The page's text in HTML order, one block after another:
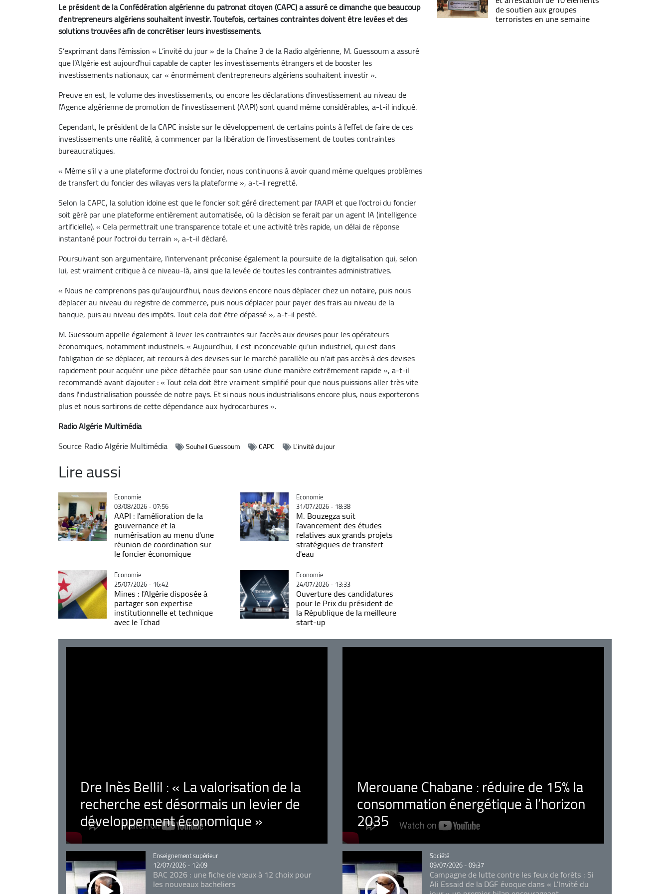
Le président de la Confédération algérienne du patronat citoyen (CAPC) a assuré ce dimanche que beaucoup
d'entrepreneurs algériens souhaitent investir. Toutefois, certaines contraintes doivent être levées et des
solutions trouvées afin de concrétiser leurs investissements.
S’exprimant dans l’émission « L’invité du jour » de la Chaîne 3 de la Radio algérienne, M. Guessoum a assuré
que l’Algérie est aujourd’hui capable de capter les investissements étrangers et de booster les
investissements nationaux, car « énormément d'entrepreneurs algériens souhaitent investir ».
Preuve en est, le volume des investissements, ou encore les déclarations d'investissement au niveau de
l'Agence algérienne de promotion de l'investissement (AAPI) sont quand même considérables, a-t-il indiqué.
Cependant, le président de la CAPC insiste sur le développement de certains points à l’effet de faire de ces
investissements une réalité, à commencer par la libération de l'investissement de toutes contraintes
bureaucratiques.
« Même s'il y a une plateforme d'octroi du foncier, nous continuons à avoir quand même quelques problèmes
de transfert du foncier des wilayas vers la plateforme », a-t-il regretté.
Selon la CAPC, la solution idoine est que le foncier soit géré directement par l'AAPI et que l'octroi du foncier
soit géré par une plateforme entièrement automatisée, où la décision se ferait par un agent IA (intelligence
artificielle). « Cela permettrait une transparence totale et une activité très rapide, un délai de réponse
instantané pour l'octroi du terrain », a-t-il déclaré.
Poursuivant son argumentaire, l’intervenant préconise également la poursuite de la digitalisation qui, selon
lui, est vraiment critique à ce niveau-là, ainsi que la levée de toutes les contraintes administratives.
« Nous ne comprenons pas qu'aujourd'hui, nous devions encore nous déplacer chez un notaire, puis nous
déplacer au niveau du registre de commerce, puis nous déplacer pour payer des frais au niveau de la
banque, puis au niveau des impôts. Tout cela doit être dépassé », a-t-il pesté.
M. Guessoum appelle également à lever les contraintes sur l'accès aux devises pour les opérateurs
économiques, notamment industriels. « Aujourd’hui, il est inconcevable qu'un industriel, qui est dans
l'obligation de se déplacer, ait recours à des devises sur le marché parallèle ou n'ait pas accès à des devises
rapidement pour acquérir une pièce détachée pour son usine d'une manière extrêmement rapide », a-t-il
recommandé avant d’ajouter : « Tout cela doit être vraiment simplifié pour que nous puissions aller très vite
dans l'industrialisation poussée de notre pays. Et si nous nous industrialisons encore plus, nous exporterons
plus et nous sortirons de cette dépendance aux hydrocarbures ».
Radio Algérie Multimédia
Source Radio Algérie Multimédia Souheil Guessoum CAPC L'invité du jour
Lire aussi
Catégorie
Economie
03/08/2026 - 07:56
AAPI : l'amélioration de la
gouvernance et la
numérisation au menu d'une
réunion de coordination sur
le foncier économique
Catégorie
Economie
31/07/2026 - 18:38
M. Bouzegza suit
l'avancement des études
relatives aux grands projets
stratégiques de transfert
d'eau
Catégorie
Economie
25/07/2026 - 16:42
Mines : l'Algérie disposée à
partager son expertise
institutionnelle et technique
avec le Tchad
Catégorie
Economie
24/07/2026 - 13:33
Ouverture des candidatures
pour le Prix du président de
la République de la meilleure
start-up
de soutien aux groupes
terroristes en une semaine
Dre Inès Bellil : « La valorisation de la
recherche est désormais un levier de
développement économique »
Merouane Chabane : réduire de 15% la
consommation énergétique à l’horizon
2035
Catégorie
Enseignement supérieur
12/07/2026 - 12:09
BAC 2026 : une fiche de vœux à 12 choix pour
les nouveaux bacheliers
Catégorie
Société
09/07/2026 - 09:37
Campagne de lutte contre les feux de forêts : Si
Ali Essaid de la DGF évoque dans « L'Invité du